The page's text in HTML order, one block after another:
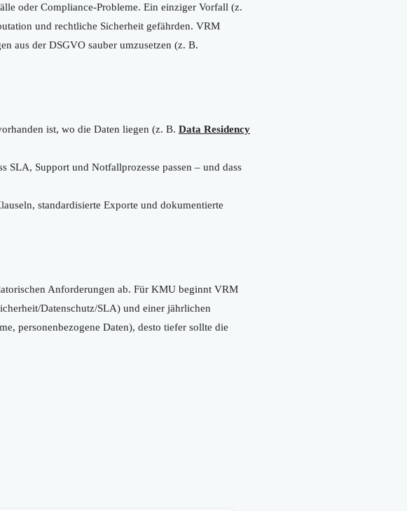
oder Compliance-Probleme. Ein einziger Vorfall (z.
und rechtliche Sicherheit gefährden. VRM
aus der DSGVO sauber umzusetzen (z. B.
ist, wo die Daten liegen (z. B. Data Residency
SLA, Support und Notfallprozesse passen – und dass
standardisierte Exporte und dokumentierte
Anforderungen ab. Für KMU beginnt VRM
Datenschutz/SLA) und einer jährlichen
personenbezogene Daten), desto tiefer sollte die